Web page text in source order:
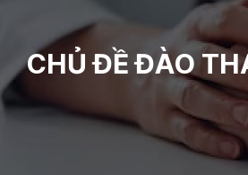
CHỦ ĐỀ ĐÀO